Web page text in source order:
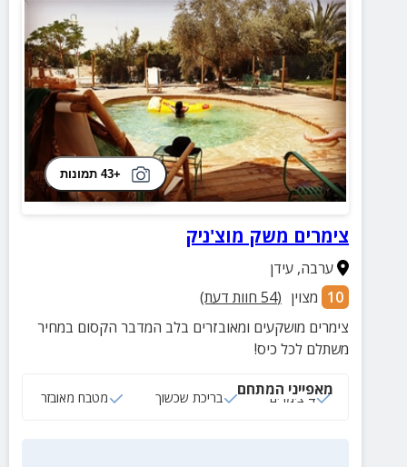
+43 תמונות
צימרים משק מוצ'ניק
ערבה,עידן
10 מצוין (
54 חוות דעת)
צימרים מושקעים ומאובזרים בלב המדבר הקסום במחיר
משתלם לכל כיס!
מאפייני המתחם
4 צימרים בריכת שכשוך מטבח מאובזר